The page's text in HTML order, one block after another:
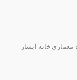
خانه آبشار